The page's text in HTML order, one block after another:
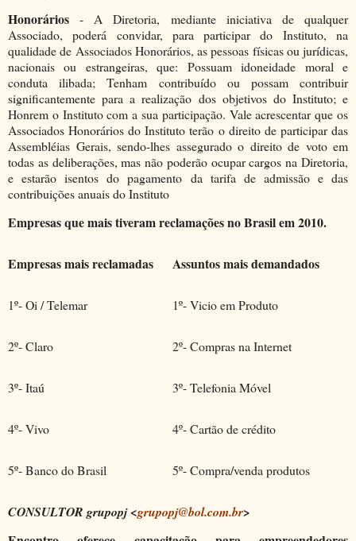
Honorários - A Diretoria, mediante iniciativa de qualquer
Associado, poderá convidar, para participar do Instituto, na
qualidade de Associados Honorários, as pessoas físicas ou jurídicas,
nacionais ou estrangeiras, que: Possuam idoneidade moral e
conduta ilibada; Tenham contribuído ou possam contribuir
significantemente para a realização dos objetivos do Instituto; e
Honrem o Instituto com a sua participação. Vale acrescentar que os
Associados Honorários do Instituto terão o direito de participar das
Assembléias Gerais, sendo-lhes assegurado o direito de voto em
todas as deliberações, mas não poderão ocupar cargos na Diretoria,
e estarão isentos do pagamento da tarifa de admissão e das
contribuições anuais do Instituto
Empresas que mais tiveram reclamações no Brasil em 2010.
Empresas mais reclamadas Assuntos mais demandados
1º- Oi / Telemar 1º- Vicio em Produto
2º- Claro 2º- Compras na Internet
3º- Itaú 3º- Telefonia Móvel
4º- Vivo 4º- Cartão de crédito
5º- Banco do Brasil 5º- Compra/venda produtos
CONSULTOR grupopj <grupopj@bol.com.br>